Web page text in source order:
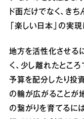
ド面だけでなく、き
「楽しい日本」の実
地方を活性化させる
く、少し離れたとこ
予算を配分したり投
の輪が広がることが
の繋がりを育てるに